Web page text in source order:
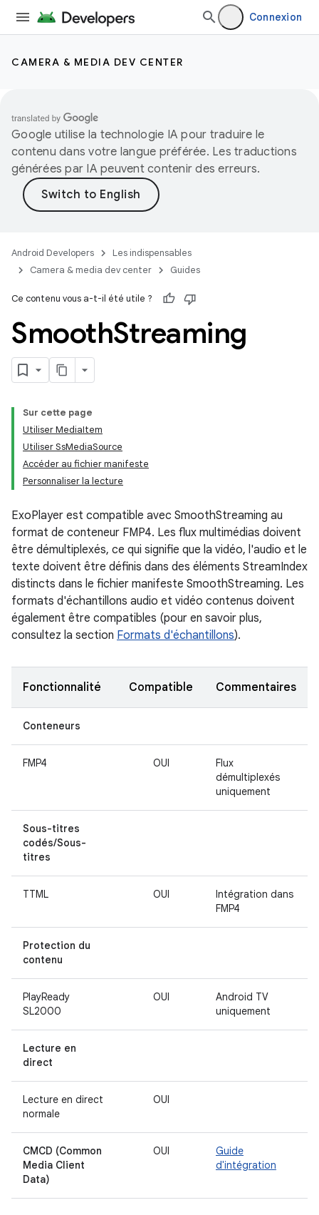
Connexion
CAMERA & MEDIA DEV CENTER
Google utilise la technologie IA pour traduire le
contenu dans votre langue préférée. Les traductions
générées par IA peuvent contenir des erreurs.
Android Developers
Les indispensables
Camera & media dev center
Guides
Ce contenu vous a-t-il été utile ?
SmoothStreaming
Sur cette page
Utiliser MediaItem
Utiliser SsMediaSource
Accéder au fichier manifeste
Personnaliser la lecture
ExoPlayer est compatible avec SmoothStreaming au
format de conteneur FMP4. Les flux multimédias doivent
être démultiplexés, ce qui signifie que la vidéo, l'audio et le
texte doivent être définis dans des éléments StreamIndex
distincts dans le fichier manifeste SmoothStreaming. Les
formats d'échantillons audio et vidéo contenus doivent
également être compatibles (pour en savoir plus,
consultez la section Formats d'échantillons).
Fonctionnalité Compatible Commentaires
Conteneurs
FMP4 OUI
Flux
démultiplexés
uniquement
Sous-titres
codés/Sous-
titres
TTML OUI
Intégration dans
FMP4
Protection du
contenu
PlayReady
SL2000
OUI
Android TV
uniquement
Lecture en
direct
Lecture en direct
normale
OUI
CMCD (Common
Media Client
Data)
OUI
Guide
d'intégration